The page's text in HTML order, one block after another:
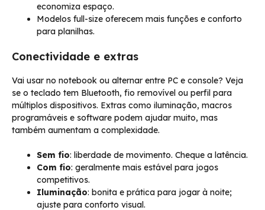
economiza espaço.
Modelos full-size oferecem mais funções e conforto
para planilhas.
Conectividade e extras
Vai usar no notebook ou alternar entre PC e console? Veja
se o teclado tem Bluetooth, fio removível ou perfil para
múltiplos dispositivos. Extras como iluminação, macros
programáveis e software podem ajudar muito, mas
também aumentam a complexidade.
Sem fio: liberdade de movimento. Cheque a latência.
Com fio: geralmente mais estável para jogos
competitivos.
Iluminação: bonita e prática para jogar à noite;
ajuste para conforto visual.